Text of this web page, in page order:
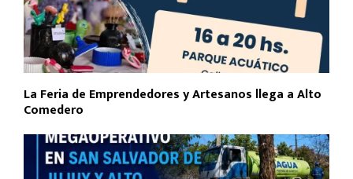
La Feria de Emprendedores y Artesanos llega a Alto
Comedero